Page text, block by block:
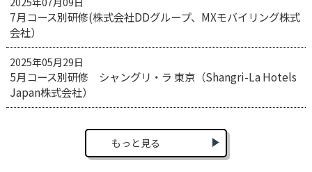
7月コース別研修(株式会社DDグループ、MXモバイリング株式
会社）
2025年05月29日
5月コース別研修 シャングリ・ラ 東京（Shangri-La Hotels
Japan株式会社）
もっと見る